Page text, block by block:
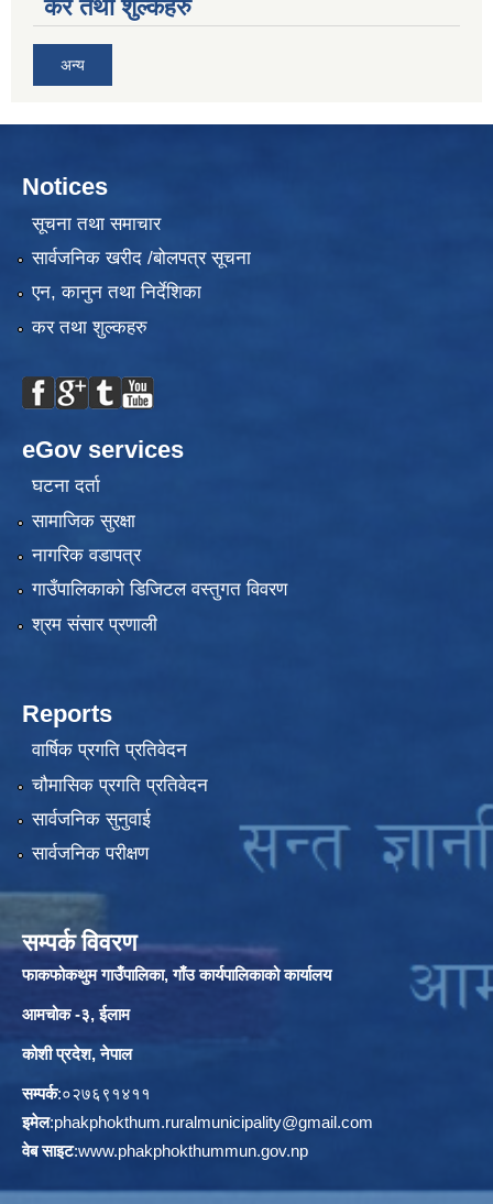
कर तथा शुल्कहरु
अन्य
Notices
सूचना तथा समाचार
सार्वजनिक खरीद /बोलपत्र सूचना
एन, कानुन तथा निर्देशिका
कर तथा शुल्कहरु
eGov services
घटना दर्ता
सामाजिक सुरक्षा
नागरिक वडापत्र
गाउँपालिकाको डिजिटल वस्तुगत विवरण
श्रम संसार प्रणाली
Reports
वार्षिक प्रगति प्रतिवेदन
चौमासिक प्रगति प्रतिवेदन
सार्वजनिक सुनुवाई
सार्वजनिक परीक्षण
सम्पर्क विवरण
फाकफोकथुम गाउँपालिका, गाँउ कार्यपालिकाको कार्यालय
आमचोक -३, ईलाम
कोशी प्रदेश, नेपाल
सम्पर्क:०२७६९१४११
इमेल:phakphokthum.ruralmunicipality@gmail.com
वेब साइट:www.phakphokthummun.gov.np